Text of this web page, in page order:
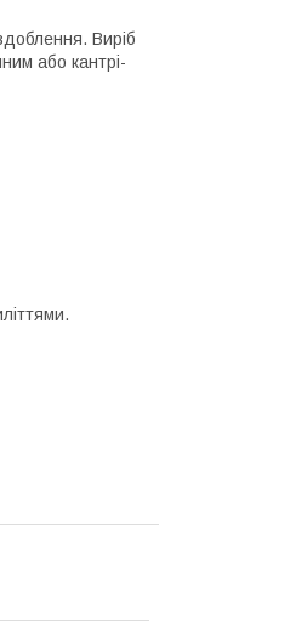
Виріб
або кантрі-